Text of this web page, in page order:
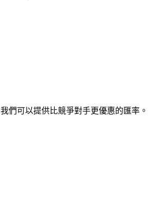
我們可以提供比競爭對手更優惠的匯率。